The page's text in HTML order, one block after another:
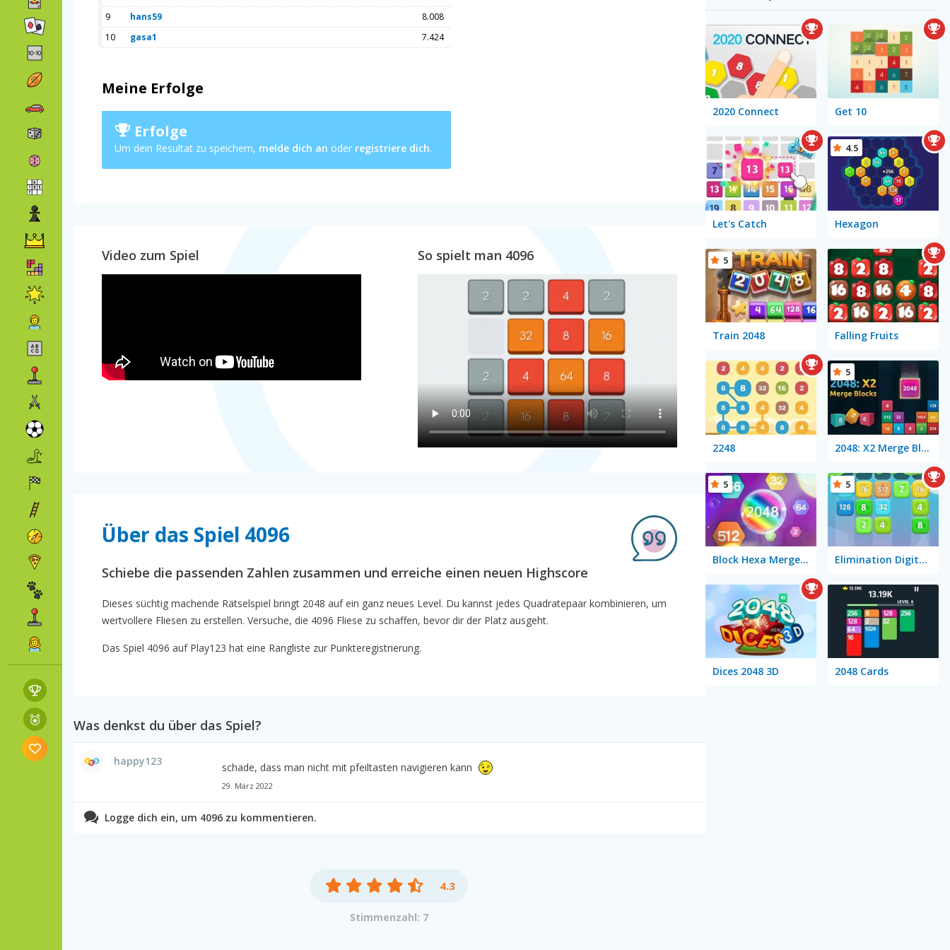
9
hans59
8.008
10
gasa1 7.424
Meine Erfolge
Erfolge
Um dein Resultat zu speichern, melde dich an oder registriere dich.
Video zum Spiel So spielt man 4096
Über das Spiel 4096
Schiebe die passenden Zahlen zusammen und erreiche einen neuen Highscore
Dieses süchtig machende Rätselspiel bringt 2048 auf ein ganz neues Level. Du kannst jedes Quadratepaar kombinieren, um
wertvollere Fliesen zu erstellen. Versuche, die 4096 Fliese zu schaffen, bevor dir der Platz ausgeht.
Das Spiel 4096 auf Play123 hat eine Rangliste zur Punkteregistrierung.
Was denkst du über das Spiel?
happy123 schade, dass man nicht mit pfeiltasten navigieren kann
29. März 2022
Logge dich ein, um 4096 zu kommentieren.
4.3
Stimmenzahl: 7
2020 Connect Get 10
Let's Catch Hexagon
4.5
Train 2048
5
Falling Fruits
2248 2048: X2 Merge Blocks
5
Block Hexa Merge 2048
5
Elimination Digitale
5
Dices 2048 3D 2048 Cards